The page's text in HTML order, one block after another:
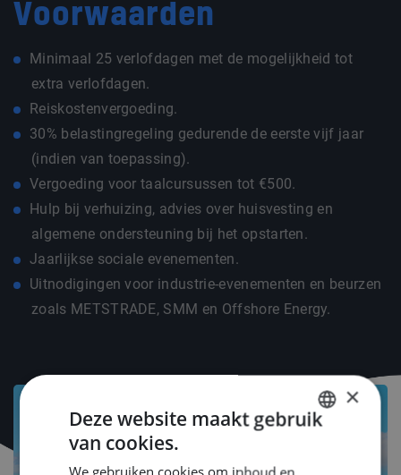
Voorwaarden
Minimaal 25 verlofdagen met de mogelijkheid tot
extra verlofdagen.
Reiskostenvergoeding.
30% belastingregeling gedurende de eerste vijf jaar
(indien van toepassing).
Vergoeding voor taalcursussen tot €500.
Hulp bij verhuizing, advies over huisvesting en
algemene ondersteuning bij het opstarten.
Jaarlijkse sociale evenementen.
Uitnodigingen voor industrie-evenementen en beurzen
zoals METSTRADE, SMM en Offshore Energy.
×
Deze website maakt gebruik
van cookies.
We gebruiken cookies om inhoud en